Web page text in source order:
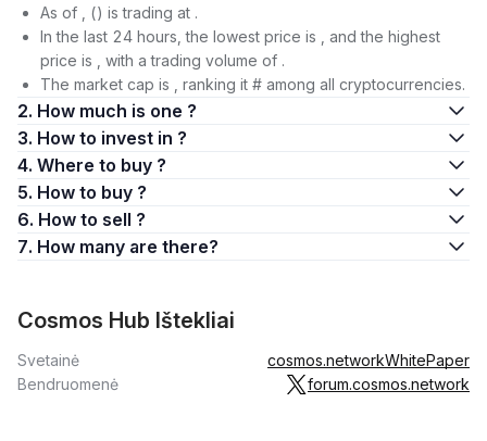
As of , () is trading at .
In the last 24 hours, the lowest price is , and the highest
price is , with a trading volume of .
The market cap is , ranking it # among all cryptocurrencies.
2. How much is one ?
3. How to invest in ?
4. Where to buy ?
5. How to buy ?
6. How to sell ?
7. How many are there?
Cosmos Hub Ištekliai
Svetainė cosmos.networkWhitePaper
Bendruomenė
forum.cosmos.network